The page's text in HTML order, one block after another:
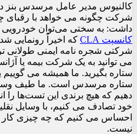
کالنیوس مدیر عامل مرسدس بنز
شرکت چگونه می خواهد با رقبای
داشت: به سختی می‌توان خودرویی را
کانسپت CLA
که اخیراً رونمایی
شرکتی شجره نامه ایمنی طولانی
می توانید به یک شرکت بیمه یا
ستاره بگیرید. ما همیشه می
ستاره مرسدس است. ما طیف
دهیم که هیچ برندی این تست‌ها را
خود تصادف می کنیم، با وسایل
احساس می کنیم که چه چیزی
نیست.